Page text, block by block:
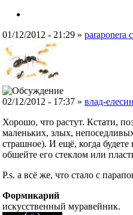
01/12/2012 - 21:29 » paraponera
02/12/2012 - 17:37 » влад-
Хорошо, что растут. Кстати,
маленьких, злых,
страшное). И ещё, когда
обшейте его стеклом или
P.s. а всё же, что стало с
Формикарий
искусственный муравейник.